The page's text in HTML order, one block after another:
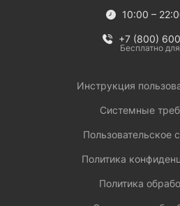
10:00 –
+7 (800)
Бесплатно
Инструкция
Системные
Пользовательское
Политика
Политика